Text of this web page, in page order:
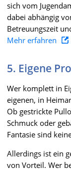
sich vom
dabei abhängig
Betreuungszeit
Mehr erfahren
5. Eigene
Wer komplett in
eigenen, in
Ob gestrickte
Schmuck oder
Fantasie sind
Allerdings ist ein
von Vorteil. Wer